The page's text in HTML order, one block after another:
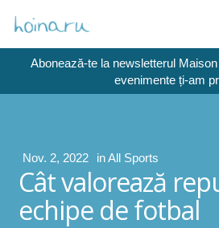
Abonează-te la newsletterul
evenimente ți-am
Nov. 2, 2022 inAll Sports
Cât valorează
echipe de fotbal